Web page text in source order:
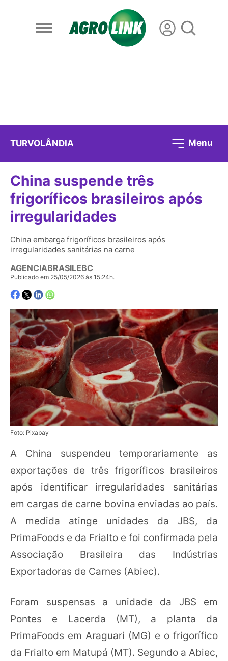
TURVOLÂNDIA Menu
China suspende três
frigoríficos brasileiros após
irregularidades
China embarga frigoríficos brasileiros após
irregularidades sanitárias na carne
AGENCIABRASILEBC
Publicado em 25/05/2026 às 15:24h.
Foto: Pixabay
A China suspendeu temporariamente as
exportações de três frigoríficos brasileiros
após identificar irregularidades sanitárias
em cargas de carne bovina enviadas ao país.
A medida atinge unidades da JBS, da
PrimaFoods e da Frialto e foi confirmada pela
Associação Brasileira das Indústrias
Exportadoras de Carnes (Abiec).
Foram suspensas a unidade da JBS em
Pontes e Lacerda (MT), a planta da
PrimaFoods em Araguari (MG) e o frigorífico
da Frialto em Matupá (MT). Segundo a Abiec,